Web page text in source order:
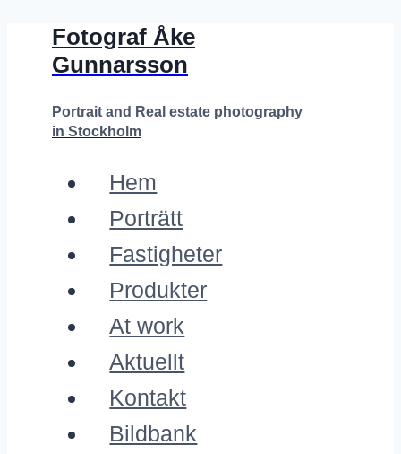
content
Fotograf Åke
Gunnarsson
Portrait and Real estate photography
in Stockholm
Hem
Porträtt
Fastigheter
Produkter
At work
Aktuellt
Kontakt
Bildbank